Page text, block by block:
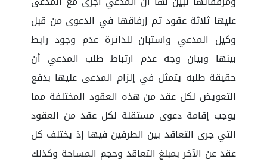
عليها ثلاثة عقود تم إرفاقها في الدعوى من قبل
وكيل المدعي واستبان للدائرة عدم وجود رابط
بينها وبيان وجه عدم ارتباط طلب المدعي أن
حقيقة طلبه يتمثل في إلزام المدعى عليها بدفع
التعويض لكل عقد من هذه العقود المختلفة مما
يوجب إقامة دعوى مستقلة لكل عقد من العقود
التي جرى التعاقد بين الطرفين فيها إذ يختلف كل
عقد عن الآخر بمبلغ التعاقد وحجم المساحة وكذلك